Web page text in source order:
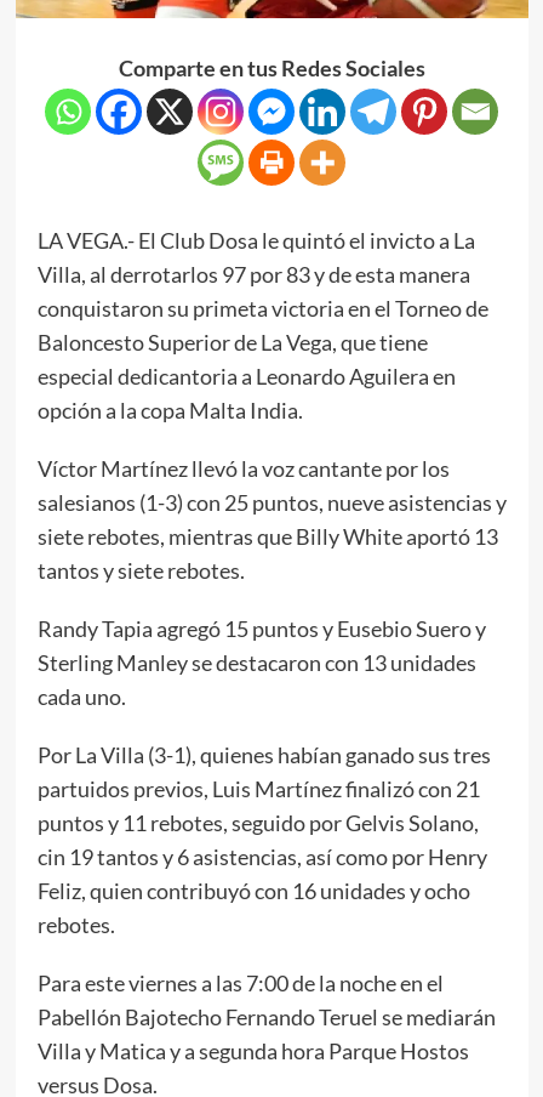
Comparte en tus Redes Sociales
LA VEGA.- El Club Dosa le quintó el invicto a La
Villa, al derrotarlos 97 por 83 y de esta manera
conquistaron su primeta victoria en el Torneo de
Baloncesto Superior de La Vega, que tiene
especial dedicantoria a Leonardo Aguilera en
opción a la copa Malta India.
Víctor Martínez llevó la voz cantante por los
salesianos (1-3) con 25 puntos, nueve asistencias y
siete rebotes, mientras que Billy White aportó 13
tantos y siete rebotes.
Randy Tapia agregó 15 puntos y Eusebio Suero y
Sterling Manley se destacaron con 13 unidades
cada uno.
Por La Villa (3-1), quienes habían ganado sus tres
partuidos previos, Luis Martínez finalizó con 21
puntos y 11 rebotes, seguido por Gelvis Solano,
cin 19 tantos y 6 asistencias, así como por Henry
Feliz, quien contribuyó con 16 unidades y ocho
rebotes.
Para este viernes a las 7:00 de la noche en el
Pabellón Bajotecho Fernando Teruel se mediarán
Villa y Matica y a segunda hora Parque Hostos
versus Dosa.